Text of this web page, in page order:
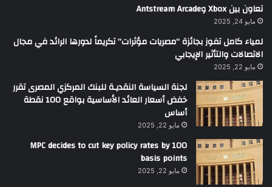
تعاون بين Xbox وAntstream Arcade
مايو 24, 2025
لمياء كامل تفوز بجائزة “مصريات مؤثرات” تكريماً لدورها الرائد في مجال
الاتصالات والتأثير الإيجابي
مايو 22, 2025
لجنة السياسة النقديـة للبنك المركزي المصرى تقرر
خفض أسعار العائد الأساسية بواقع 100 نقطة
أساس
مايو 22, 2025
MPC decides to cut key policy rates by 100
basis points
مايو 22, 2025